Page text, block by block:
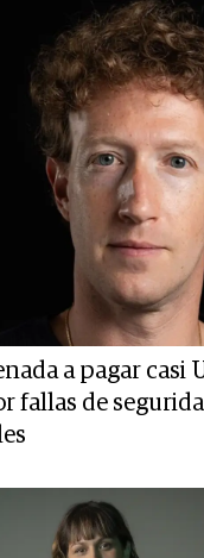
a pagar casi
fallas de